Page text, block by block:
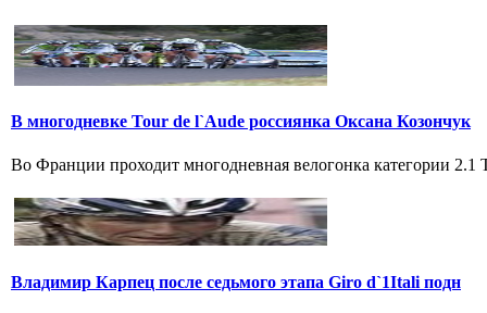
В многодневке Tour de l`Aude россиянка Оксана Козончук
Во Франции проходит многодневная велогонка категории
Владимир Карпец после седьмого этапа Giro d`1Itali подн